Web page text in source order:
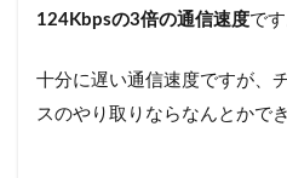
し込
とが
る？
124Kbpsの3倍の通信速度です
十分に遅い通信速度ですが、
スのやり取りならなんとかで